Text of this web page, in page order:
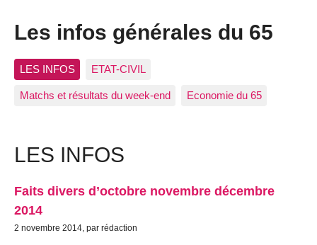
Les infos générales du 65
LES INFOS ETAT-CIVIL
Matchs et résultats du week-end Economie du 65
LES INFOS
Faits divers d’octobre novembre décembre
2014
2 novembre 2014, par rédaction